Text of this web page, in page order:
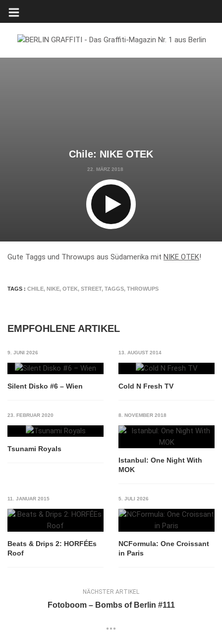
Chile: NIKE OTEK
22. MÄRZ 2018
Gute Taggs und Throwups aus Südamerika mit NIKE OTEK!
TAGS : CHILE, NIKE, OTEK, STREET, TAGGS, THROWUPS
EMPFOHLENE ARTIKEL
9. JUNI 2026
Silent Disko #6 – Wien
13. AUGUST 2014
Cold N Fresh TV
23. FEBRUAR 2020
Tsunami Royals
8. NOVEMBER 2018
Istanbul: One Night With
MOK
11. JANUAR 2015
Beats & Drips 2: HORFÉEs
Roof
5. JULI 2026
NCFormula: One Croissant
in Paris
NÄCHSTER ARTIKEL
Fotoboom – Bombs of Berlin #111